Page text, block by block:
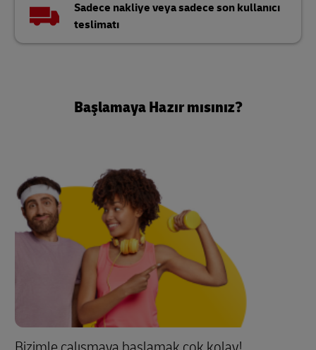
Sadece nakliye veya sadece son kullanıcı
teslimatı
Başlamaya Hazır mısınız?